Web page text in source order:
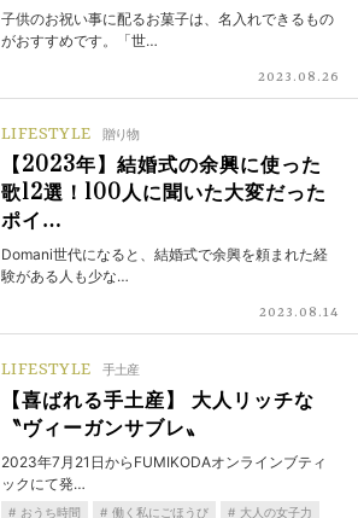
子供のお祝い事に配るお菓子は、名入れできるもの
がおすすめです。「世…
2023.08.26
LIFESTYLE 贈り物
【2023年】結婚式の余興に使った
歌12選！100人に聞いた大変だった
ポイ…
Domani世代になると、結婚式で余興を頼まれた経
験がある人も少な…
2023.08.14
LIFESTYLE 手土産
【喜ばれる手土産】 大人リッチな
〝ヴィーガンサブレ〟
2023年7月21日からFUMIKODAオンラインブティ
ックにて発…
おうち時間 働く私にごほうび 大人の女子力